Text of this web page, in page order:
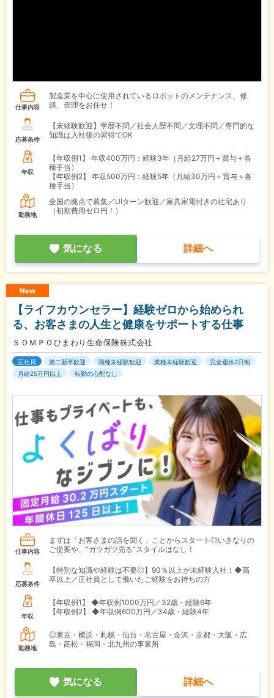
仕事内容
製造業を中心に使用されているロボットのメンテナンス、修
繕、管理をお任せ！
応募条件
【未経験歓迎】学歴不問／社会人歴不問／文理不問／専門的な
知識は入社後の習得でOK
年収
【年収例1】
年収400万円：経験3年（月給27万円＋賞与＋各
種手当）
【年収例2】
年収500万円：経験5年（月給30万円＋賞与＋各
種手当）
勤務地
全国の拠点で募集／UIターン歓迎／家具家電付きの社宅あり
（初期費用ゼロ円！）
気になる 詳細へ
New
【ライフカウンセラー】経験ゼロから始められ
る、お客さまの人生と健康をサポートする仕事
ＳＯＭＰＯひまわり生命保険株式会社
正社員 第二新卒歓迎 職種未経験歓迎 業種未経験歓迎
完全週休2日制
月給25万円以上
転勤の心配なし
仕事内容
まずは「お客さまの話を聞く」ことからスタート◎いきなりの
ご提案や、“ガツガツ売る”スタイルはなし！
応募条件
【特別な知識や経験は不要◎】90％以上が未経験入社！◆高
卒以上／正社員として働いたご経験をお持ちの方
年収
【年収例1】
◆年収例1000万円／32歳・経験6年
【年収例2】
◆年収例600万円／34歳・経験4年
勤務地
◎東京・横浜・札幌・仙台・名古屋・金沢・京都・大阪・広
島・高松・福岡・北九州の事業所
気になる 詳細へ